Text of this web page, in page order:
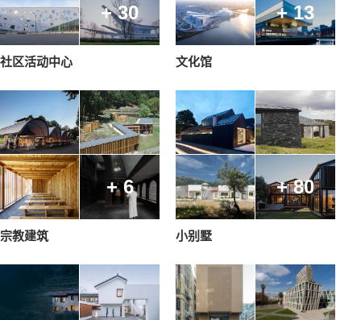
+ 30
社区活动中心
+ 13
文化馆
+ 6
宗教建筑
+ 80
小别墅